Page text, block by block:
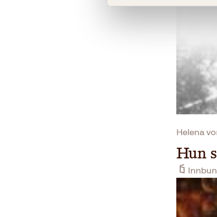
Helena
Hun